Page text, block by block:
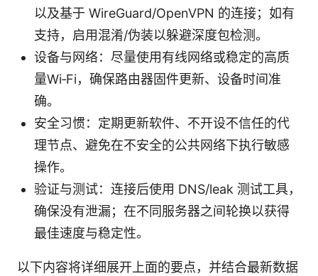
以及基于 WireGuard/OpenVPN 的连接；如有
支持，启用混淆/伪装以躲避深度包检测。
设备与网络：尽量使用有线网络或稳定的高质
量Wi‑Fi，确保路由器固件更新、设备时间准
确。
安全习惯：定期更新软件、不开设不信任的代
理节点、避免在不安全的公共网络下执行敏感
操作。
验证与测试：连接后使用 DNS/leak 测试工具，
确保没有泄漏；在不同服务器之间轮换以获得
最佳速度与稳定性。
以下内容将详细展开上面的要点，并结合最新数据